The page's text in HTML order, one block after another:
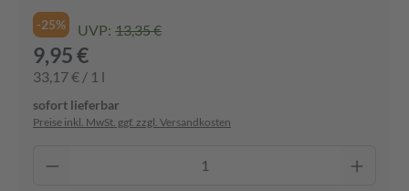
-25% UVP: 13,35 €
9,95 €
33,17 € / 1 l
sofort lieferbar
Preise inkl. MwSt. ggf. zzgl. Versandkosten